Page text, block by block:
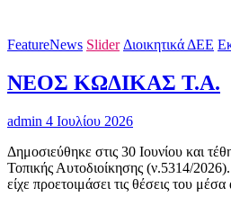
FeatureNews Slider Διοικητικά ΔΕΕ
ΝΕΟΣ ΚΩΔΙΚΑΣ Τ.Α.
admin 4 Ιουλίου 2026
Δημοσιεύθηκε στις 30 Ιουνίου και
Τοπικής Αυτοδιοίκησης (ν.5314/
είχε προετοιμάσει τις θέσεις του